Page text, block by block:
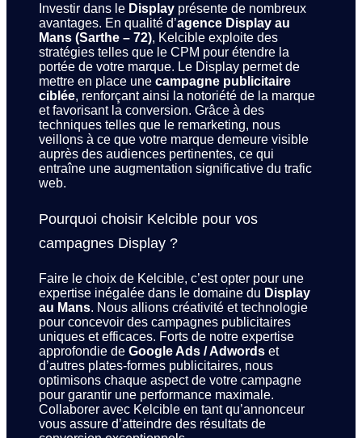
Investir dans le Display présente de nombreux
avantages. En qualité d’agence Display au
Mans (Sarthe – 72), Kelcible exploite des
stratégies telles que le CPM pour étendre la
portée de votre marque. Le Display permet de
mettre en place une campagne publicitaire
ciblée, renforçant ainsi la notoriété de la marque
et favorisant la conversion. Grâce à des
techniques telles que le remarketing, nous
veillons à ce que votre marque demeure visible
auprès des audiences pertinentes, ce qui
entraîne une augmentation significative du trafic
web.
Pourquoi choisir Kelcible pour vos
campagnes Display ?
Faire le choix de Kelcible, c’est opter pour une
expertise inégalée dans le domaine du Display
au Mans. Nous allions créativité et technologie
pour concevoir des campagnes publicitaires
uniques et efficaces. Forts de notre expertise
approfondie de Google Ads / Adwords et
d’autres plates-formes publicitaires, nous
optimisons chaque aspect de votre campagne
pour garantir une performance maximale.
Collaborer avec Kelcible en tant qu’annonceur
vous assure d’atteindre des résultats de